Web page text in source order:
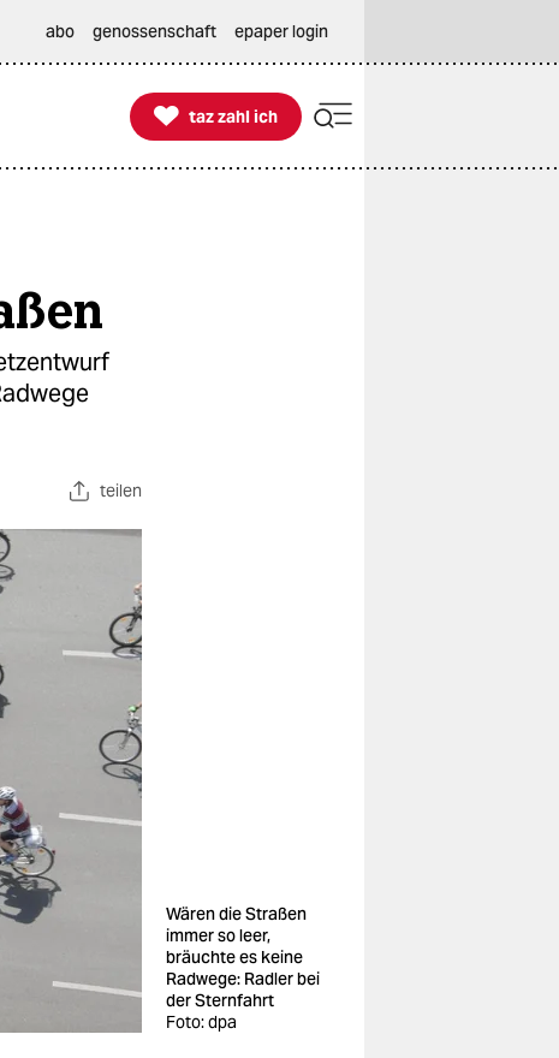
abo genossenschaft epaper login

taz zahl ich
taz zahl ich
teilen
Wären die Straßen
immer so leer,
bräuchte es keine
Radwege: Radler bei
der Sternfahrt
Foto: dpa